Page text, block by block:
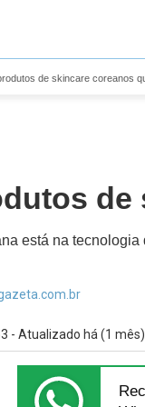
de skincare coreanos
está na
- Atualizado há (1 mês)